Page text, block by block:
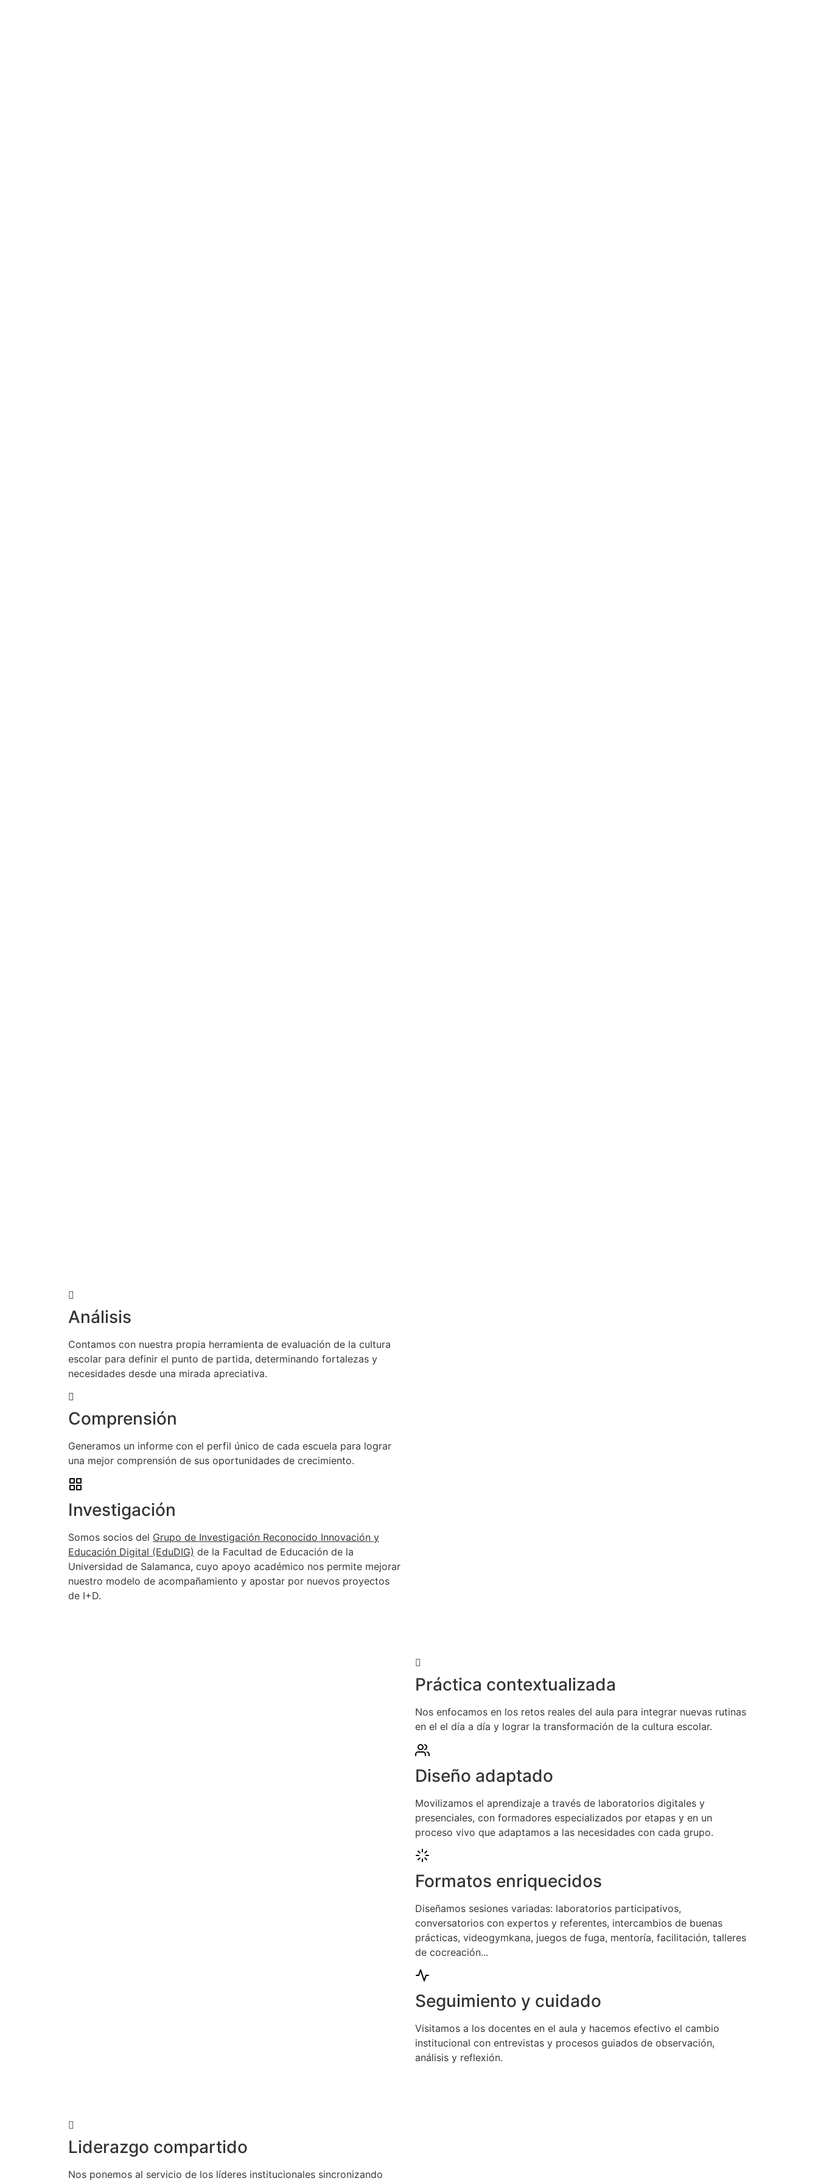
Análisis
Contamos con nuestra propia herramienta de evaluación de la cultura
escolar para definir el punto de partida, determinando fortalezas y
necesidades desde una mirada apreciativa.
Comprensión
Generamos un informe con el perfil único de cada escuela para lograr
una mejor comprensión de sus oportunidades de crecimiento.
Investigación
Somos socios del Grupo de Investigación Reconocido Innovación y
Educación Digital (EduDIG) de la Facultad de Educación de la
Universidad de Salamanca, cuyo apoyo académico nos permite mejorar
nuestro modelo de acompañamiento y apostar por nuevos proyectos
de I+D.
Práctica contextualizada
Nos enfocamos en los retos reales del aula para integrar nuevas rutinas
en el el día a día y lograr la transformación de la cultura escolar.
Diseño adaptado
Movilizamos el aprendizaje a través de laboratorios digitales y
presenciales, con formadores especializados por etapas y en un
proceso vivo que adaptamos a las necesidades con cada grupo.
Formatos enriquecidos
Diseñamos sesiones variadas: laboratorios participativos,
conversatorios con expertos y referentes, intercambios de buenas
prácticas, videogymkana, juegos de fuga, mentoría, facilitación, talleres
de cocreación...
Seguimiento y cuidado
Visitamos a los docentes en el aula y hacemos efectivo el cambio
institucional con entrevistas y procesos guiados de observación,
análisis y reflexión.
Liderazgo compartido
Nos ponemos al servicio de los líderes institucionales sincronizando